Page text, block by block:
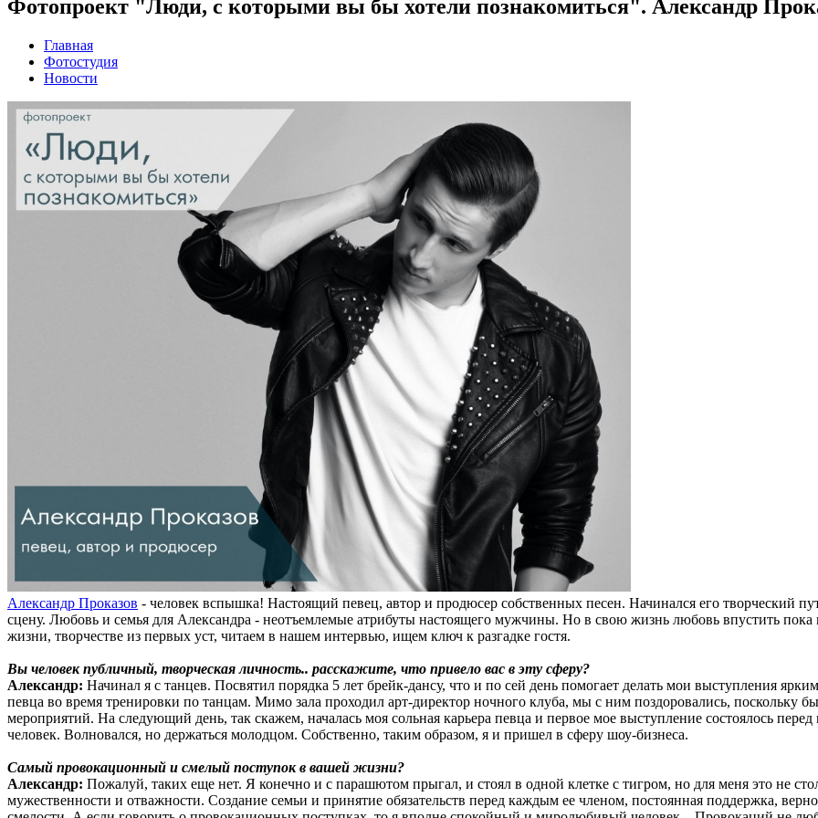
Фотопроект "Люди, с которыми вы бы хотели познакомиться". Александр
Главная
Фотостудия
Новости
Александр Проказов - человек вспышка! Настоящий певец, автор и продюсер собственных песен. Начинался его творческий
сцену. Любовь и семья для Александра - неотъемлемые атрибуты настоящего мужчины. Но в свою жизнь любовь впустить пока
жизни, творчестве из первых уст, читаем в нашем интервью, ищем ключ к разгадке гостя.
Вы человек публичный, творческая личность.. расскажите, что привело вас в эту сферу?
Александр: Начинал я с танцев. Посвятил порядка 5 лет брейк-дансу, что и по сей день помогает делать мои выступления
певца во время тренировки по танцам. Мимо зала проходил арт-директор ночного клуба, мы с ним поздоровались, поскольку
мероприятий. На следующий день, так скажем, началась моя сольная карьера певца и первое мое выступление состоялось
человек. Волновался, но держаться молодцом. Собственно, таким образом, я и пришел в сферу шоу-бизнеса.
Самый провокационный и смелый поступок в вашей жизни?
Александр: Пожалуй, таких еще нет. Я конечно и с парашютом прыгал, и стоял в одной клетке с тигром, но для меня это не
мужественности и отважности. Создание семьи и принятие обязательств перед каждым ее членом, постоянная поддержка,